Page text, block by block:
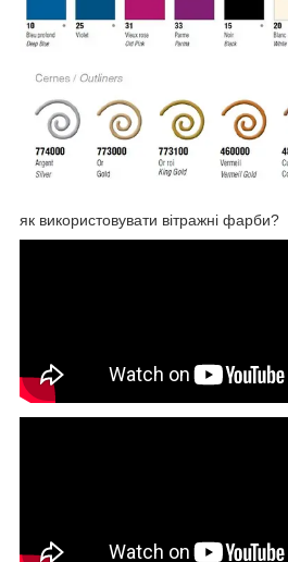
як використовувати вітражні фарби?